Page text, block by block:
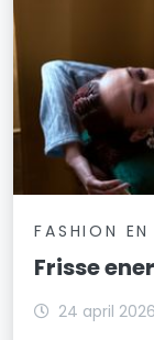
FASHION EN
Frisse
24 april 2026